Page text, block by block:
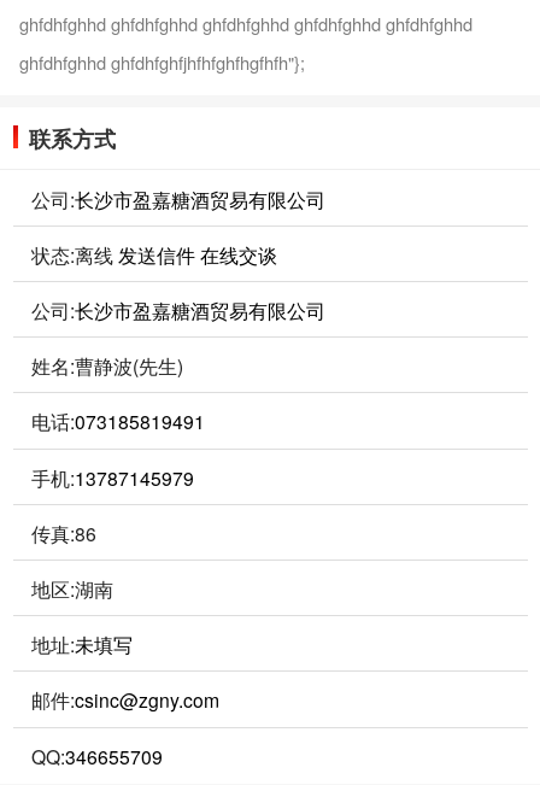
ghfdhfghhd ghfdhfghhd ghfdhfghhd ghfdhfghhd ghfdhfghhd
ghfdhfghhd ghfdhfghfjhfhfghfhgfhfh"};
联系方式
公司:长沙市盈嘉糖酒贸易有限公司
状态:离线 发送信件在线交谈
公司:长沙市盈嘉糖酒贸易有限公司
姓名:曹静波(先生)
电话:073185819491
手机:13787145979
传真:86
地区:湖南
地址:未填写
邮件:csinc@zgny.com
QQ:346655709